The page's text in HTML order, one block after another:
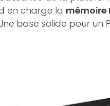
en charge la mémoire
base solide pour